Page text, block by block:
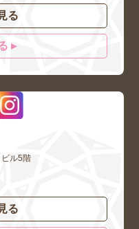
る
▸
ル5階
る